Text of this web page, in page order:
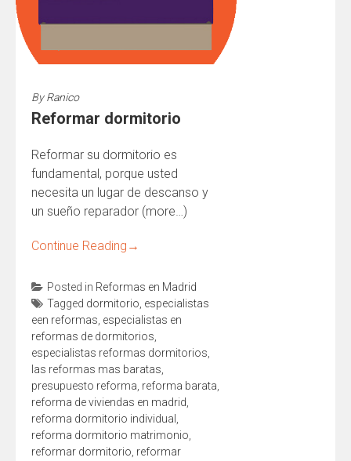
ByRanico
Reformar dormitorio
Reformar su dormitorio es
fundamental, porque usted
necesita un lugar de descanso y
un sueño reparador (more…)
Continue Reading →
Posted in Reformas en Madrid
Tagged dormitorio especialistas
een reformas especialistas en
reformas de dormitorios
especialistas reformas dormitorios
las reformas mas baratas
presupuesto reforma reforma barata
reforma de viviendas en madrid
reforma dormitorio individual
reforma dormitorio matrimonio
reformar dormitorio reformar